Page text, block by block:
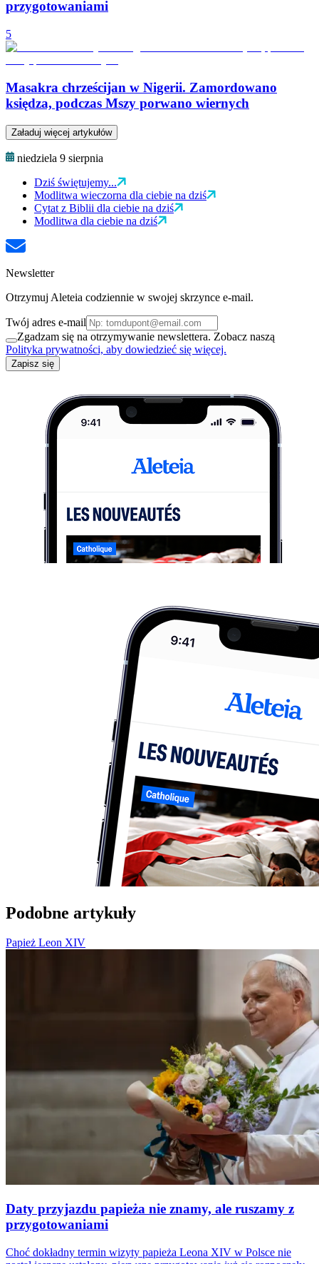
przygotowaniami
5
Masakra chrześcijan w Nigerii. Zamordowano
księdza, podczas Mszy porwano wiernych
Załaduj więcej artykułów
niedziela 9 sierpnia
Dziś świętujemy...
Modlitwa wieczorna dla ciebie na dziś
Cytat z Biblii dla ciebie na dziś
Modlitwa dla ciebie na dziś
Newsletter
Otrzymuj Aleteia codziennie w swojej skrzynce e-mail.
Twój adres e-mail
Zgadzam się na otrzymywanie newslettera. Zobacz naszą
Polityka prywatności, aby dowiedzieć się więcej.
Zapisz się
Podobne artykuły
Papież Leon XIV
Daty przyjazdu papieża nie znamy, ale ruszamy z
przygotowaniami
Choć dokładny termin wizyty papieża Leona XIV w Polsce nie